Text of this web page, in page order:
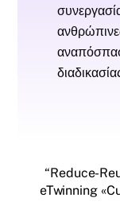
“Reduce-
eTwinning